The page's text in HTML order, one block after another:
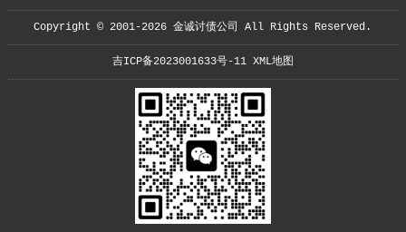
Copyright © 2001-2026 金诚讨债公司 All Rights Reserved.
吉ICP备2023001633号-11 XML地图